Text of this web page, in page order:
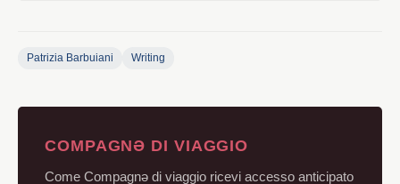
Patrizia Barbuiani Writing
COMPAGNƏ DI VIAGGIO
Come Compagnə di viaggio ricevi accesso anticipato